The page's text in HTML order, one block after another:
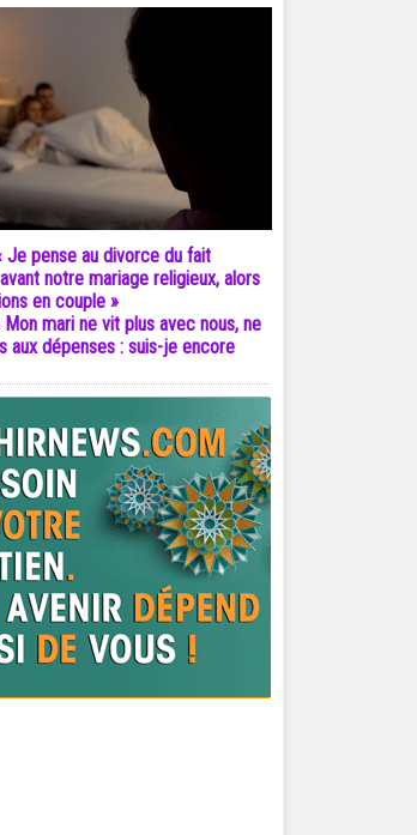
Je pense au divorce du fait
notre mariage religieux, alors
en couple »
Mon mari ne vit plus avec nous, ne
aux dépenses : suis-je encore